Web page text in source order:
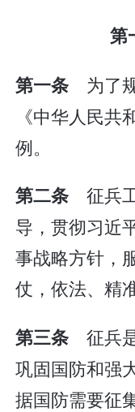
第一条 为了
《中华人民共
例。
第二条 征兵
导，贯彻习近
事战略方针，
仗，依法、精
第三条 征兵
巩固国防和强
据国防需要征